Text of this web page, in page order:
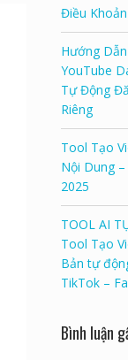
Điều
Hướng
YouTube
Tự Động
Riêng
Tool Tạo
Nội Dung
2025
TOOL AI
Tool Tạo
Bản tự
TikTok –
Bình luận